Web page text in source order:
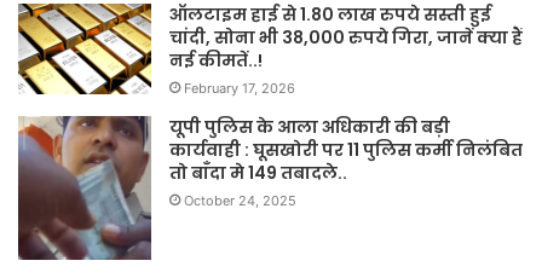
ऑलटाइम हाई से 1.80 लाख रुपये सस्ती हुई
चांदी, सोना भी 38,000 रुपये गिरा, जानें क्या हैं
नई कीमतें..!
February 17, 2026
यूपी पुलिस के आला अधिकारी की बड़ी
कार्यवाही : घूसखोरी पर 11 पुलिस कर्मी निलंबित
तो बाँदा मे 149 तबादले..
October 24, 2025